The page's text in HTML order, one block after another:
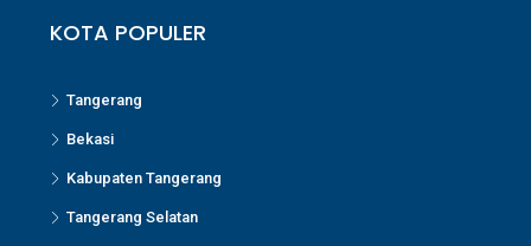
KOTA POPULER
Tangerang
Bekasi
Kabupaten Tangerang
Tangerang Selatan